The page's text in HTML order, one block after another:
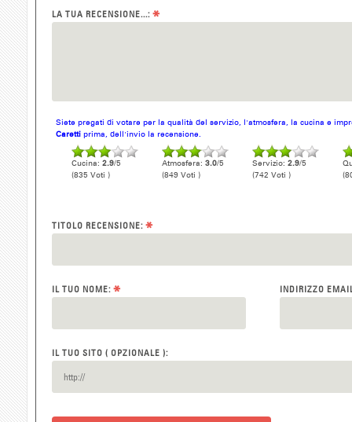
LA TUA RECENSIONE...: *
Siete pregati di votare per la qualità del servizio, l'atmosfera, la cucina e
Caretti prima, dell'invio la recensione.
Cucina: 2.9/5
(835 Voti )
Atmosfera: 3.0/5
(849 Voti )
Servizio: 2.9/5
(742 Voti )
TITOLO RECENSIONE: *
IL TUO NOME: * INDIRIZZO
IL TUO SITO ( OPZIONALE ):